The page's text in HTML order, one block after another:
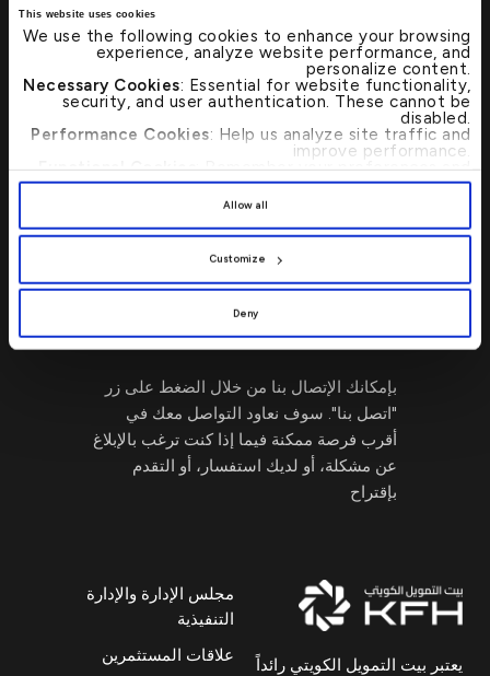
This website uses cookies
We use the following cookies to enhance your browsing
experience, analyze website performance, and
personalize content.
Necessary Cookies: Essential for website functionality,
security, and user authentication. These cannot be
disabled.
Performance Cookies: Help us analyze site traffic and
improve performance.
Functional Cookies: Remember your preferences and
enhance user experience.
, you provide explicit consent to
preferences by clicking[Customize].
Allow all
Customize
Deny
تحديد موقع أي من فروع بيت التمويل الكويتي
أو أجهزة الصرف الآلي بات الآن أسرع وأبسط
من خلال محدد مواقع الفروع المصرفية
وأجهزة الصرف الآلي.
بإمكانك الإتصال بنا من خلال الضغط على زر
"اتصل بنا". سوف نعاود التواصل معك في
أقرب فرصة ممكنة فيما إذا كنت ترغب بالإبلاغ
عن مشكلة، أو لديك استفسار، أو التقدم
بإقتراح
يعتبر بيت التمويل الكويتي رائداً
مجلس الإدارة والإدارة
التنفيذية
علاقات المستثمرين